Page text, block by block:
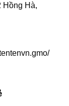
Hồng Hà,